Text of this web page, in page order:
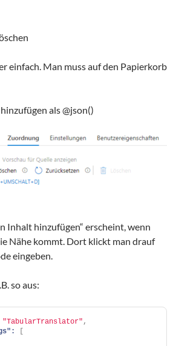
einfach. Man muss auf den Papierkorb
als @json()
Inhalt hinzufügen“ erscheint, wenn
Nähe kommt. Dort klickt man drauf
eingeben.
so aus:
"TabularTranslator" ,